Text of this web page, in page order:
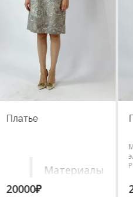
Платье
Размер: 44-50.
24000